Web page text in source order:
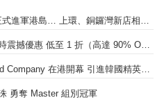
勇奪 Master 組別冠軍